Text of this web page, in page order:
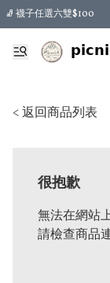
🧦 襪子任選六雙$100
< 返回商品列表
很抱歉
無法在網站
請檢查商品